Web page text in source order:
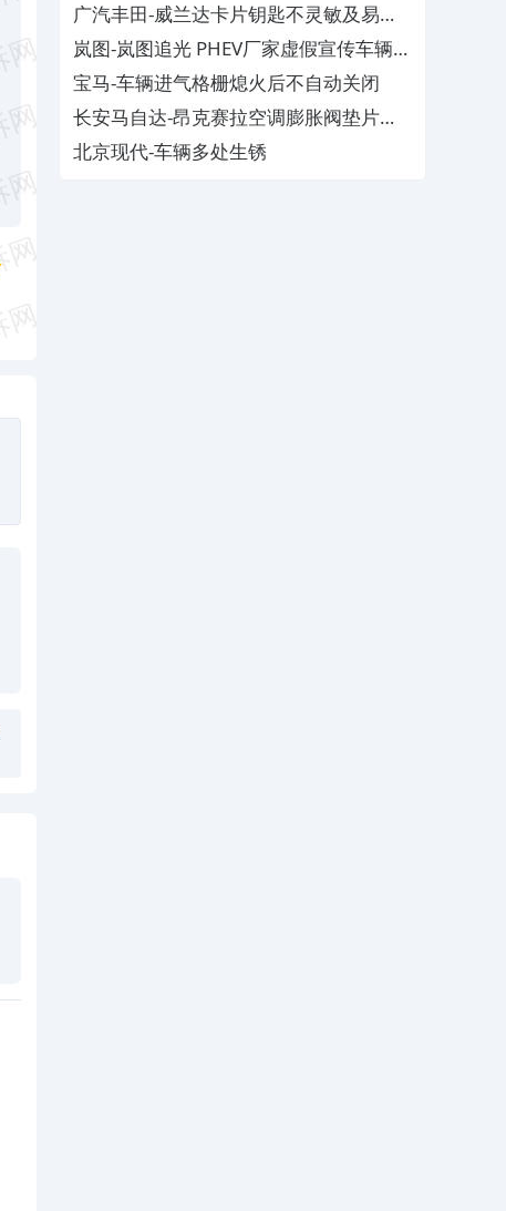
广汽丰田-威兰达卡片钥匙不灵敏及易消
磁
岚图-岚图追光 PHEV厂家虚假宣传车辆配
置与功能
宝马-车辆进气格栅熄火后不自动关闭
长安马自达-昂克赛拉空调膨胀阀垫片生
锈
北京现代-车辆多处生锈